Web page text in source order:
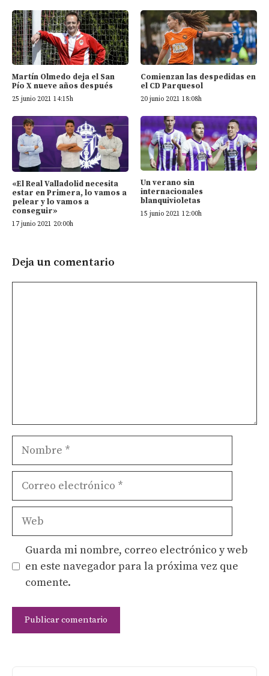
Martín Olmedo deja el San
Pío X nueve años después
25 junio 2021 14:15h
Comienzan las despedidas en
el CD Parquesol
20 junio 2021 18:08h
«El Real Valladolid necesita
estar en Primera, lo vamos a
pelear y lo vamos a
conseguir»
17 junio 2021 20:00h
Un verano sin
internacionales
blanquivioletas
15 junio 2021 12:00h
Deja un comentario
Nombre
Correo
Web
Guarda mi nombre, correo electrónico y web
en este navegador para la próxima vez que
comente.